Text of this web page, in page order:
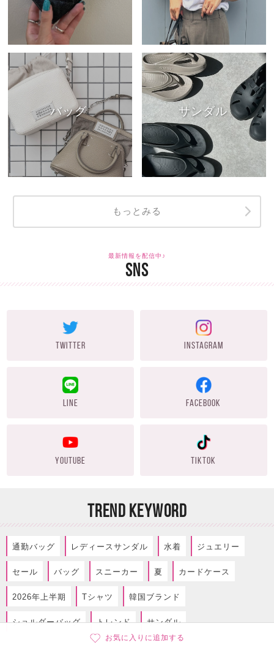
お気に入りに追加する
バッグ サンダル
もっとみる
最新情報を配信中♪
SNS
TWITTER INSTAGRAM
LINE FACEBOOK
YOUTUBE TIKTOK
TREND KEYWORD
通勤バッグ レディースサンダル 水着 ジュエリー
セール バッグ スニーカー 夏 カードケース
2026年上半期 Tシャツ 韓国ブランド
ショルダーバッグ トレンド サンダル